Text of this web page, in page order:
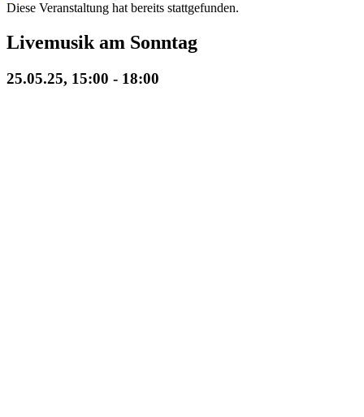
Diese Veranstaltung hat bereits stattgefunden.
Livemusik am Sonntag
25.05.25, 15:00 - 18:00